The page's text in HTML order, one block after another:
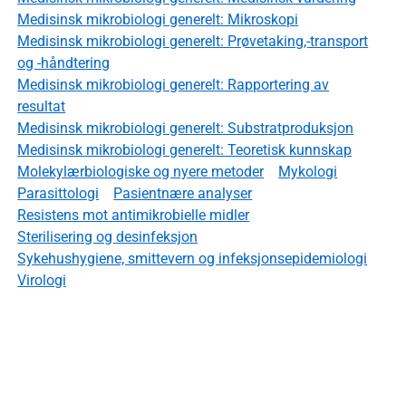
Medisinsk mikrobiologi generelt: Mikroskopi
Medisinsk mikrobiologi generelt: Prøvetaking,-transport
og -håndtering
Medisinsk mikrobiologi generelt: Rapportering av
resultat
Medisinsk mikrobiologi generelt: Substratproduksjon
Medisinsk mikrobiologi generelt: Teoretisk kunnskap
Molekylærbiologiske og nyere metoder
Mykologi
Parasittologi
Pasientnære analyser
Resistens mot antimikrobielle midler
Sterilisering og desinfeksjon
Sykehushygiene, smittevern og infeksjonsepidemiologi
Virologi